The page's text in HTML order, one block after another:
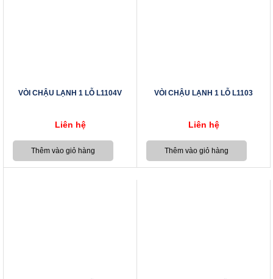
VÒI CHẬU LẠNH 1 LỖ L1104V
Liên hệ
VÒI CHẬU LẠNH 1 LỖ L1103
Liên hệ